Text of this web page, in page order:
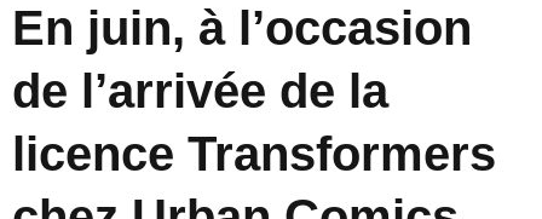
En juin, à l’occasion
de l’arrivée de la
licence Transformers